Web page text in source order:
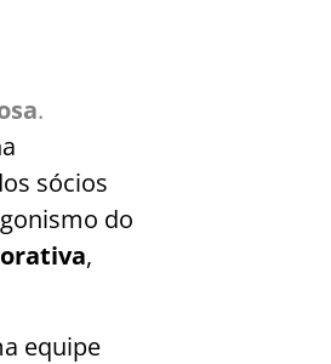
.
sócios
do
,
equipe